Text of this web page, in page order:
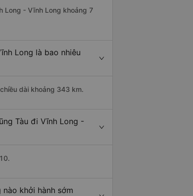
Long - Vĩnh Long khoảng 7
Long là bao nhiêu
dài khoảng 343 km.
Tàu đi Vĩnh Long -
khởi hành sớm